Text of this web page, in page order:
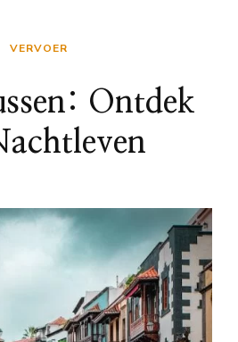
VERVOER
Ontdek